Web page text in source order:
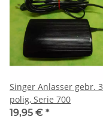
Singer Anlasser gebr. 3
polig, Serie 700
19,95 € *